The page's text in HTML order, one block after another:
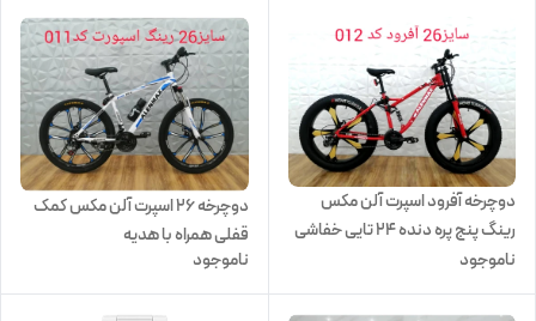
دوچرخه آفرود اسپرت آلن مکس
رینگ پنج پره دنده 24 تایی خفاشی
سایز 26 همراه با هدیه
ناموجود
دوچرخه ۲۶ اسپرت آلن مکس کمک
قفلی همراه با هدیه
ناموجود